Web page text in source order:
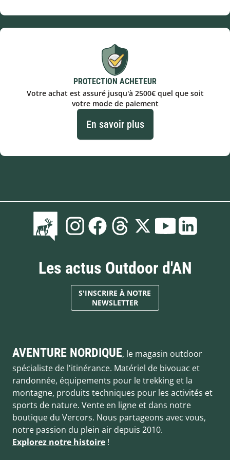
PROTECTION ACHETEUR
Votre achat est assuré jusqu'à 2500€ quel que soit
votre mode de paiement
En savoir plus
Les actus Outdoor d'AN
S'INSCRIRE À NOTRE
NEWSLETTER
AVENTURE NORDIQUE, le magasin outdoor
spécialiste de l'itinérance. Matériel de bivouac et
randonnée, équipements pour le trekking et la
montagne, produits techniques pour les activités et
sports de nature. Vente en ligne et dans notre
boutique du Vercors. Nous partageons avec vous,
notre passion du plein air depuis 2010.
Explorez notre histoire !